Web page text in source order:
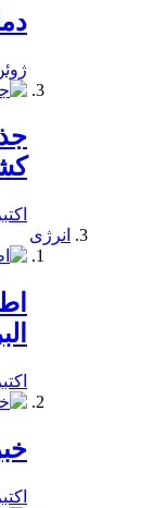
ژوئن 25,
اکتبر 21,
انرژی
اکتبر 22,
اکتبر 19,